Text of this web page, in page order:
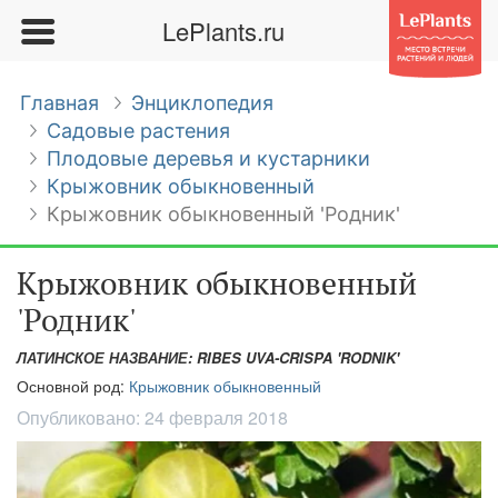
LePlants.ru
Главная
Энциклопедия
Садовые растения
Плодовые деревья и кустарники
Крыжовник обыкновенный
Крыжовник обыкновенный 'Родник'
Крыжовник обыкновенный
'Родник'
ЛАТИНСКОЕ НАЗВАНИЕ: RIBES UVA-CRISPA 'RODNIK'
Основной род: Крыжовник обыкновенный
Опубликовано: 24 февраля 2018